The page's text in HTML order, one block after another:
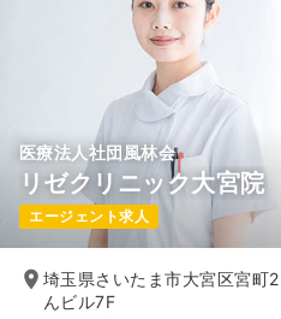
医療法人社団風林会
リゼクリニック大宮院
エージェント求人
埼玉県さいたま市大宮区宮町
んビル7F